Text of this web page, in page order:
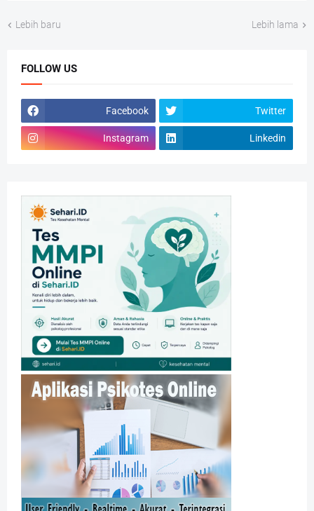
Lebih baru Lebih lama
FOLLOW US
Facebook Twitter
Instagram Linkedin